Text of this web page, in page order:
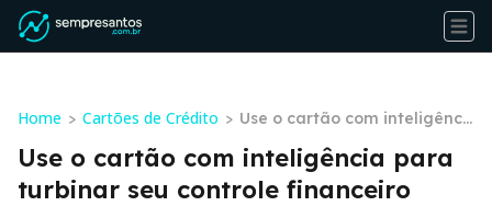
Home > Cartões de Crédito > Use o cartão com inteligênci
a para turbinar seu controle
financeiro
Use o cartão com inteligência para
turbinar seu controle financeiro